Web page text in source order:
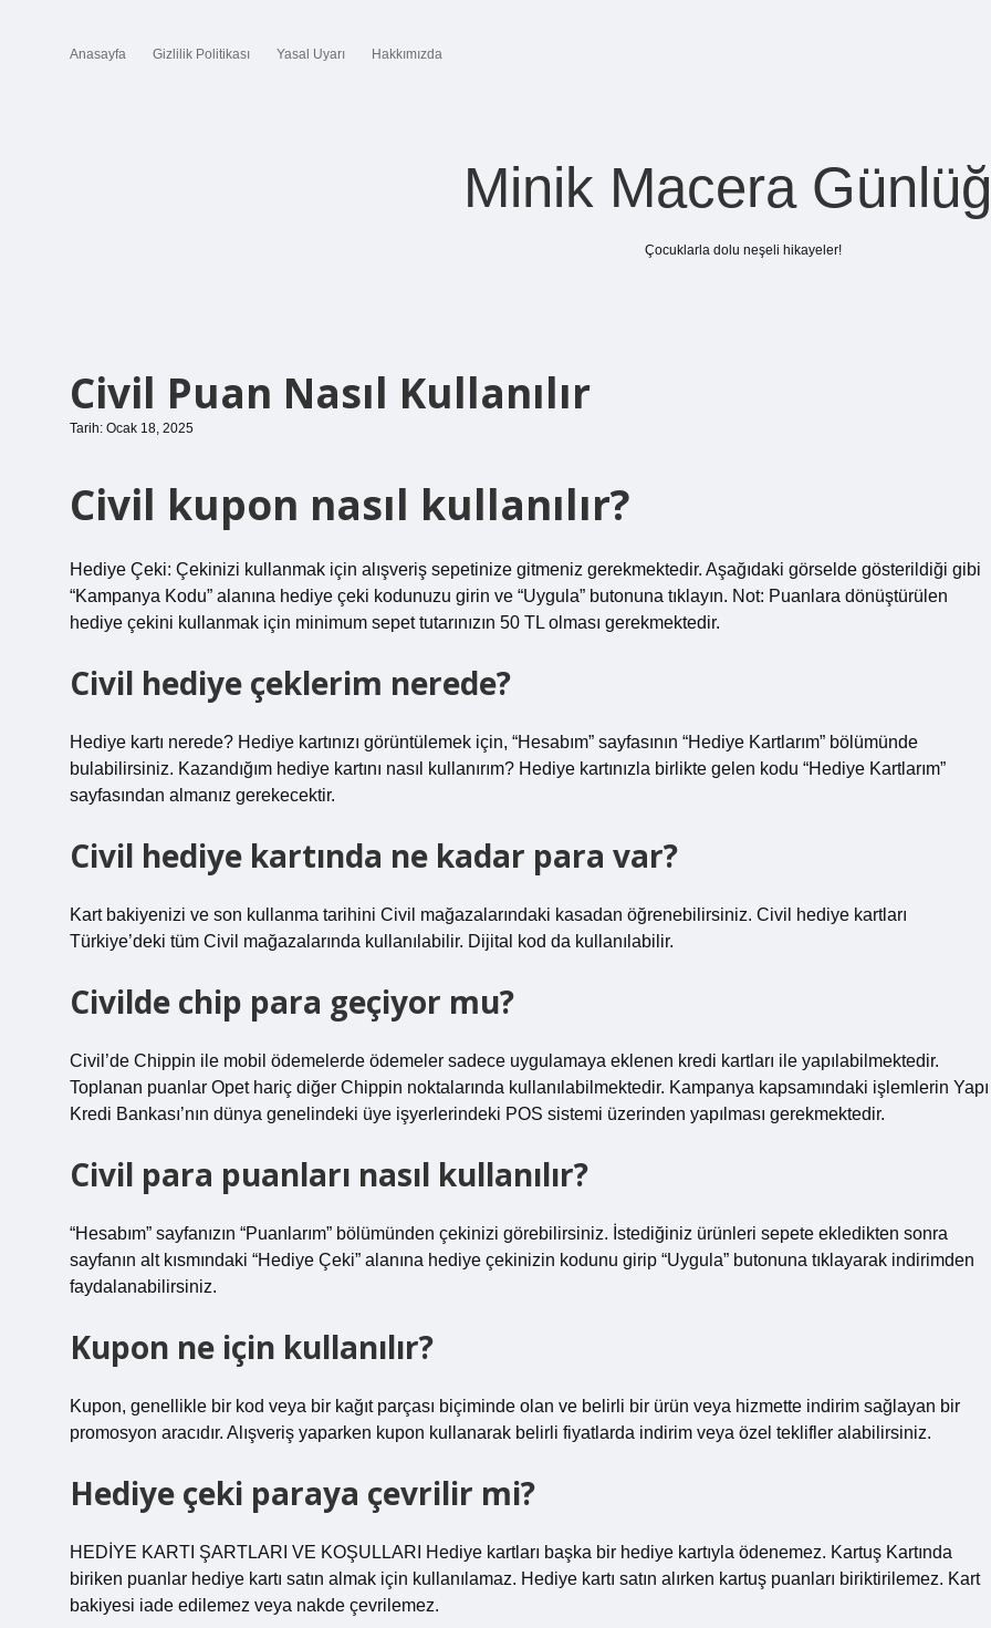
Anasayfa Gizlilik Politikası Yasal Uyarı Hakkımızda
Minik Macera
Çocuklarla dolu neşeli hikayeler!
Civil Puan Nasıl Kullanılır
Tarih: Ocak 18, 2025
Civil kupon nasıl kullanılır?
Hediye Çeki: Çekinizi kullanmak için alışveriş sepetinize gitmeniz gerekmektedir. Aşağıdaki görselde gösterildiği gibi
“Kampanya Kodu” alanına hediye çeki kodunuzu girin ve “Uygula” butonuna tıklayın. Not: Puanlara dönüştürülen
hediye çekini kullanmak için minimum sepet tutarınızın 50 TL olması gerekmektedir.
Civil hediye çeklerim nerede?
Hediye kartı nerede? Hediye kartınızı görüntülemek için, “Hesabım” sayfasının “Hediye Kartlarım” bölümünde
bulabilirsiniz. Kazandığım hediye kartını nasıl kullanırım? Hediye kartınızla birlikte gelen kodu “Hediye Kartlarım”
sayfasından almanız gerekecektir.
Civil hediye kartında ne kadar para var?
Kart bakiyenizi ve son kullanma tarihini Civil mağazalarındaki kasadan öğrenebilirsiniz. Civil hediye kartları
Türkiye’deki tüm Civil mağazalarında kullanılabilir. Dijital kod da kullanılabilir.
Civilde chip para geçiyor mu?
Civil’de Chippin ile mobil ödemelerde ödemeler sadece uygulamaya eklenen kredi kartları ile yapılabilmektedir.
Toplanan puanlar Opet hariç diğer Chippin noktalarında kullanılabilmektedir. Kampanya kapsamındaki işlemlerin Yapı
Kredi Bankası’nın dünya genelindeki üye işyerlerindeki POS sistemi üzerinden yapılması gerekmektedir.
Civil para puanları nasıl kullanılır?
“Hesabım” sayfanızın “Puanlarım” bölümünden çekinizi görebilirsiniz. İstediğiniz ürünleri sepete ekledikten sonra
sayfanın alt kısmındaki “Hediye Çeki” alanına hediye çekinizin kodunu girip “Uygula” butonuna tıklayarak indirimden
faydalanabilirsiniz.
Kupon ne için kullanılır?
Kupon, genellikle bir kod veya bir kağıt parçası biçiminde olan ve belirli bir ürün veya hizmette indirim sağlayan bir
promosyon aracıdır. Alışveriş yaparken kupon kullanarak belirli fiyatlarda indirim veya özel teklifler alabilirsiniz.
Hediye çeki paraya çevrilir mi?
HEDİYE KARTI ŞARTLARI VE KOŞULLARI Hediye kartları başka bir hediye kartıyla ödenemez. Kartuş Kartında
biriken puanlar hediye kartı satın almak için kullanılamaz. Hediye kartı satın alırken kartuş puanları biriktirilemez. Kart
bakiyesi iade edilemez veya nakde çevrilemez.